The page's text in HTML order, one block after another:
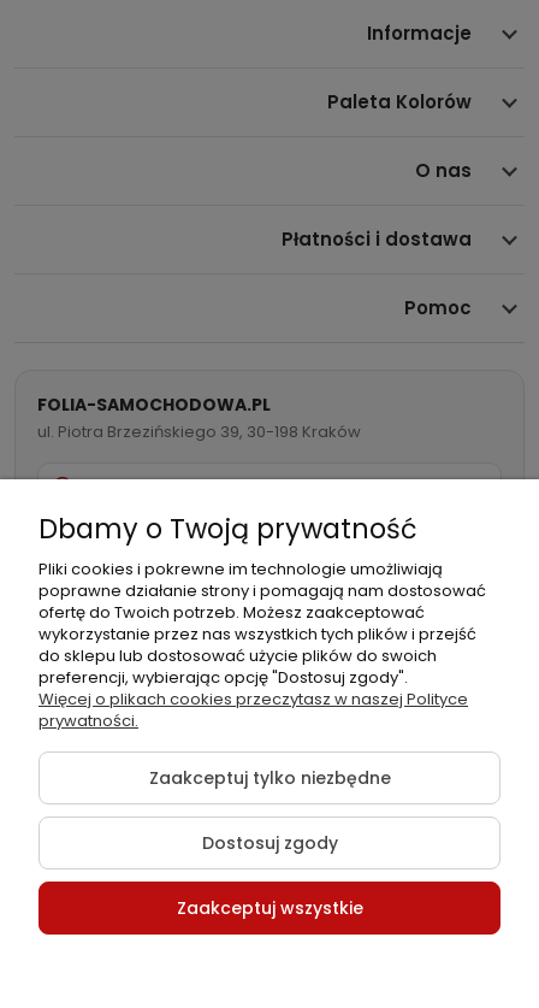
Informacje
Paleta Kolorów
O nas
Płatności i dostawa
Pomoc
FOLIA-SAMOCHODOWA.PL
ul. Piotra Brzezińskiego 39, 30-198 Kraków
732 082 998
info@folia-samochodowa.pl
Podmiot
odpowiedzialny:
Folia samochodowa Zachariasz
Sp.k.
©2026 Wszelkie Prawa Zastrzeżone | Folia-samochodowa.pl
Dbamy o Twoją prywatność
Pliki cookies i pokrewne im technologie umożliwiają
poprawne działanie strony i pomagają nam dostosować
ofertę do Twoich potrzeb. Możesz zaakceptować
wykorzystanie przez nas wszystkich tych plików i przejść
do sklepu lub dostosować użycie plików do swoich
preferencji, wybierając opcję "Dostosuj zgody".
Więcej o plikach cookies przeczytasz w naszej Polityce
prywatności.
Zaakceptuj tylko niezbędne
Dostosuj zgody
Zaakceptuj wszystkie